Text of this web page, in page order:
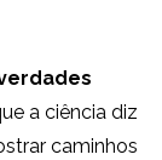
a ciência diz
caminhos